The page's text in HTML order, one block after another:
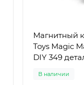
Магнитный
Toys Magic
DIY 349
В наличии